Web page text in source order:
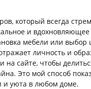
который всегда
и
мебели или
личность и
на сайте, чтобы
Это мой способ
и уюта в любом доме.